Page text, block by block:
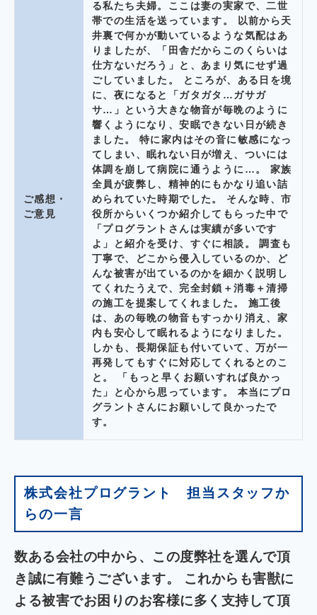
ご感想・
ご意見
る私たち夫婦。ここは妻の実家で、二世
帯での生活を送っています。 以前から天
井裏で何かが動いているような気配はあ
りましたが、「田舎だからこのくらいは
仕方ないだろう」と、あまり気にせず過
ごしていました。 ところが、ある日を境
に、夜になると「ガタガタ…ガサガ
サ…」という大きな物音が毎晩のように
響くようになり、安眠できない日が続き
ました。 特に家内はその音に敏感になっ
てしまい、眠れない日が増え、ついには
体調を崩して病院に通うように…。 家族
全員が疲弊し、精神的にもかなり追い詰
められていた時期でした。 そんな時、市
役所からいくつか紹介してもらった中で
「プログラントさんは実績が多いです
よ」と紹介を受け、すぐに相談。 調査も
丁寧で、どこから侵入しているのか、ど
んな被害が出ているのかを細かく説明し
てくれたうえで、完全封鎖＋消毒＋清掃
の施工を提案してくれました。 施工後
は、あの毎晩の物音もすっかり消え、家
内も安心して眠れるようになりました。
しかも、長期保証も付いていて、万が一
再発してもすぐに対応してくれるとのこ
と。 「もっと早くお願いすれば良かっ
た」と心から思っています。 本当にプロ
グラントさんにお願いして良かったで
す。
株式会社プログラント 担当スタッフか
らの一言
数ある会社の中から、この度弊社を選んで頂
き誠に有難うございます。 これからも害獣に
よる被害でお困りのお客様に多く支持して頂